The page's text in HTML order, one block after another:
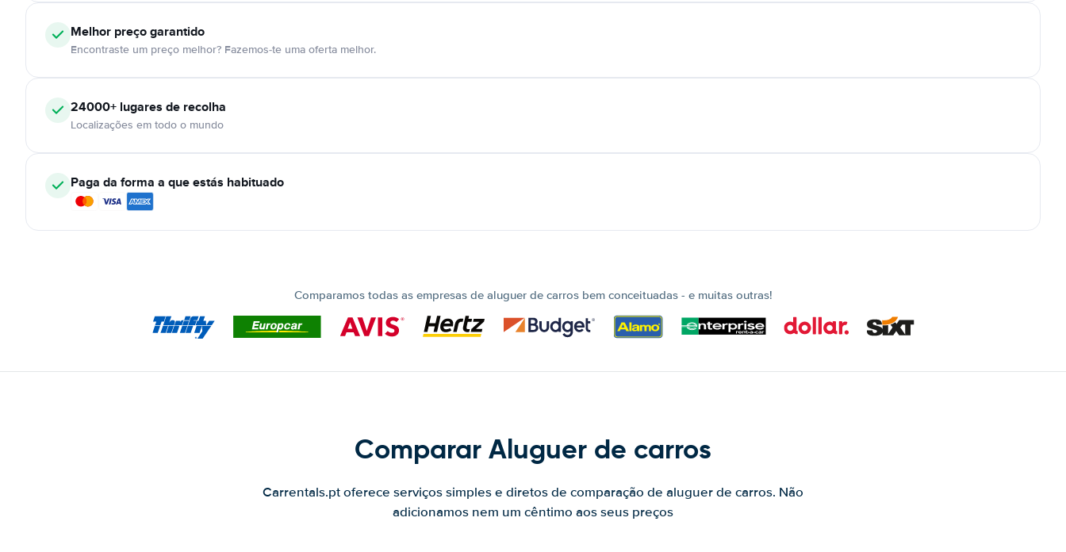
Melhor preço garantido
Encontraste um preço melhor? Fazemos-te uma oferta melhor.
24000+ lugares de recolha
Localizações em todo o mundo
Paga da forma a que estás habituado
Comparamos todas as empresas de aluguer de carros bem conceituadas - e muitas outras!
Comparar Aluguer de carros
Carrentals.pt oferece serviços simples e diretos de comparação de aluguer de carros. Não
adicionamos nem um cêntimo aos seus preços